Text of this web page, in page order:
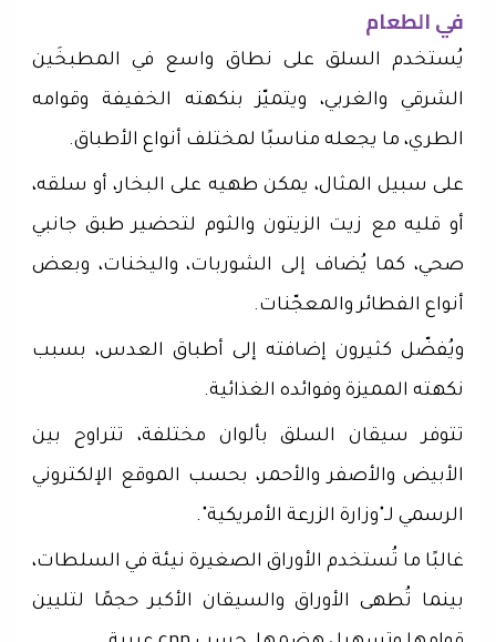
في الطعام
يُستخدم السلق على نطاق واسع في المطبخَين
الشرقي والغربي، ويتميّز بنكهته الخفيفة وقوامه
الطري، ما يجعله مناسبًا لمختلف أنواع الأطباق.
على سبيل المثال، يمكن طهيه على البخار، أو سلقه،
أو قليه مع زيت الزيتون والثوم لتحضير طبق جانبي
صحي، كما يُضاف إلى الشوربات، واليخنات، وبعض
أنواع الفطائر والمعجّنات.
ويُفضّل كثيرون إضافته إلى أطباق العدس، بسبب
نكهته المميزة وفوائده الغذائية.
تتوفر سيقان السلق بألوان مختلفة، تتراوح بين
الأبيض والأصفر والأحمر، بحسب الموقع الإلكتروني
الرسمي لـ"وزارة الزرعة الأمريكية".
غالبًا ما تُستخدم الأوراق الصغيرة نيئة في السلطات،
بينما تُطهى الأوراق والسيقان الأكبر حجمًا لتليين